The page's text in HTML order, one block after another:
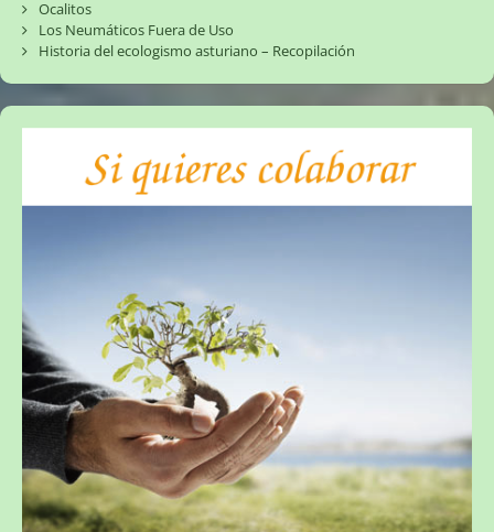
Ocalitos
Los Neumáticos Fuera de Uso
Historia del ecologismo asturiano – Recopilación